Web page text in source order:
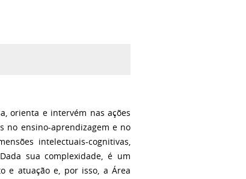
orienta e intervém nas ações
no ensino-aprendizagem e no
intelectuais-cognitivas,
sua complexidade, é um
e atuação e, por isso, a Área